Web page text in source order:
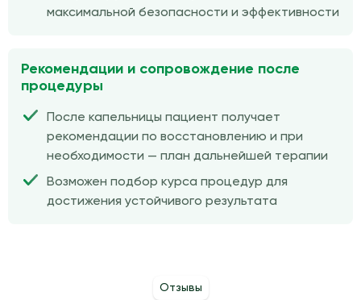
максимальной безопасности и эффективности
Рекомендации и сопровождение после
процедуры
После капельницы пациент получает
рекомендации по восстановлению и при
необходимости — план дальнейшей терапии
Возможен подбор курса процедур для
достижения устойчивого результата
Отзывы